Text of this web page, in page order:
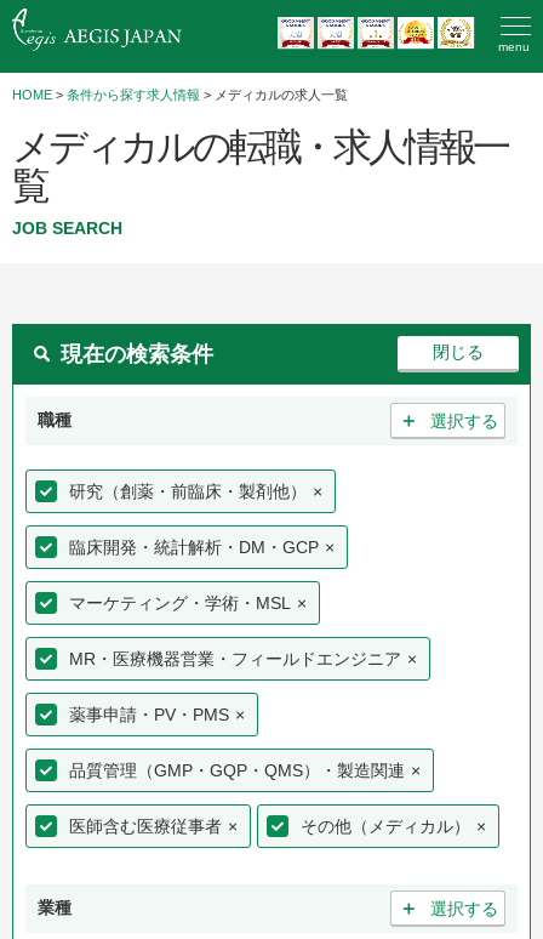
menu
HOME > 条件から探す求人情報 > メディカルの求人一覧
メディカルの転職・求人情報一
覧
JOB SEARCH
現在の検索条件
職種 ＋ 選択する
研究（創薬・前臨床・製剤他） ×
臨床開発・統計解析・DM・GCP ×
マーケティング・学術・MSL ×
MR・医療機器営業・フィールドエンジニア ×
薬事申請・PV・PMS ×
品質管理（GMP・GQP・QMS）・製造関連 ×
医師含む医療従事者 × その他（メディカル） ×
業種 ＋ 選択する